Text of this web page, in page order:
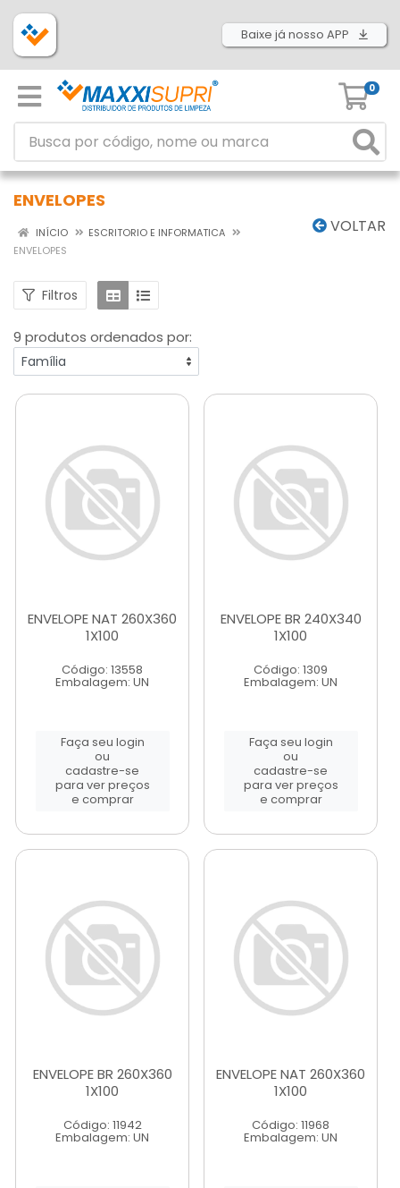
Baixe já nosso APP
0
ENVELOPES
VOLTAR
INÍCIO
ESCRITORIO E INFORMATICA
ENVELOPES
Filtros
9 produtos ordenados por:
ENVELOPE NAT 260X360
1X100
Código: 13558
Embalagem: UN
Faça seu login
ou
cadastre-se
para ver preços
e comprar
ENVELOPE BR 240X340
1X100
Código: 1309
Embalagem: UN
Faça seu login
ou
cadastre-se
para ver preços
e comprar
ENVELOPE BR 260X360
1X100
Código: 11942
Embalagem: UN
ENVELOPE NAT 260X360
1X100
Código: 11968
Embalagem: UN